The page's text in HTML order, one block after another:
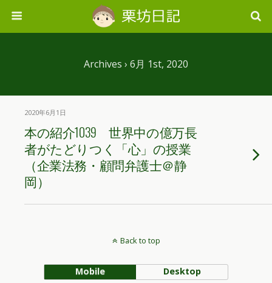
Archives › 6月 1st, 2020
2020年6月1日
本の紹介1039 世界中の億万長
者がたどりつく「心」の授業
（企業法務・顧問弁護士＠静
岡）
Back to top
Mobile Desktop